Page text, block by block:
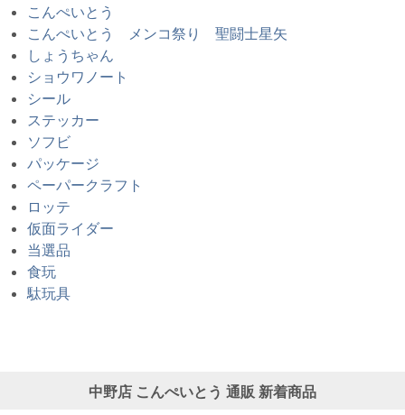
こんぺいとう
こんぺいとう メンコ祭り 聖闘士星矢
しょうちゃん
ショウワノート
シール
ステッカー
ソフビ
パッケージ
ペーパークラフト
ロッテ
仮面ライダー
当選品
食玩
駄玩具
中野店 こんぺいとう 通販 新着商品